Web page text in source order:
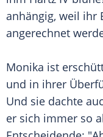
anhängig, weil ihr
angerechnet
Monika ist
und in ihrer
Und sie dachte
er sich immer so